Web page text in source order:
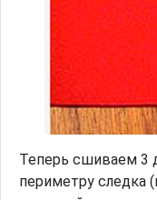
Теперь сшиваем 3
периметру следка